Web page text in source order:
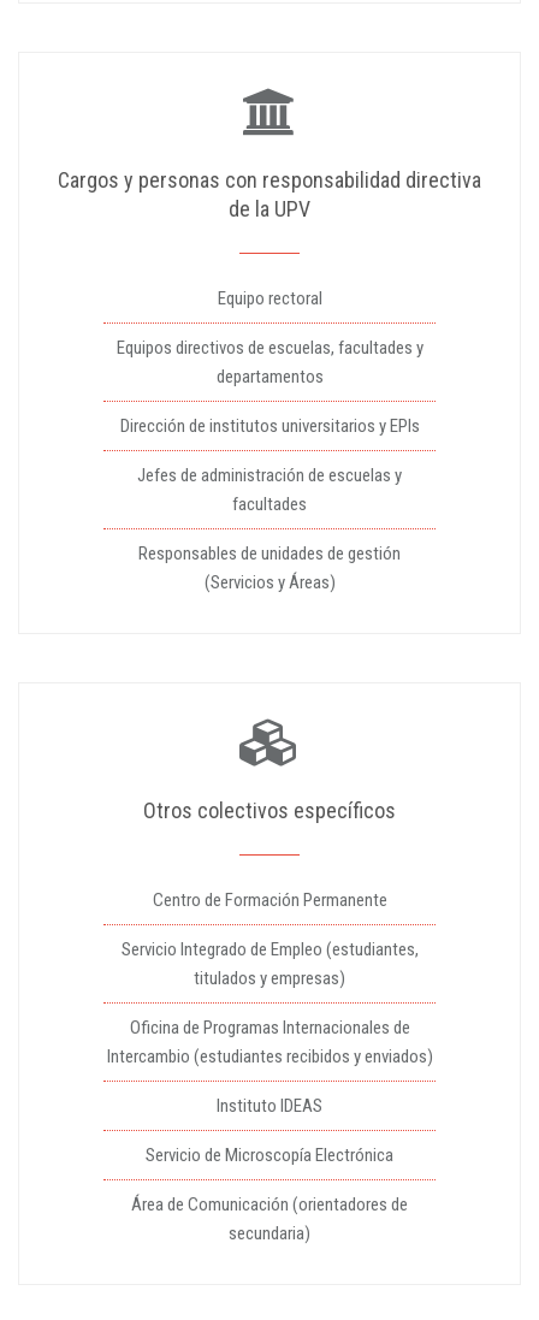
Cargos y personas con responsabilidad directiva
de la UPV
Equipo rectoral
Equipos directivos de escuelas, facultades y
departamentos
Dirección de institutos universitarios y EPIs
Jefes de administración de escuelas y
facultades
Responsables de unidades de gestión
(Servicios y Áreas)
Otros colectivos específicos
Centro de Formación Permanente
Servicio Integrado de Empleo (estudiantes,
titulados y empresas)
Oficina de Programas Internacionales de
Intercambio (estudiantes recibidos y enviados)
Instituto IDEAS
Servicio de Microscopía Electrónica
Área de Comunicación (orientadores de
secundaria)